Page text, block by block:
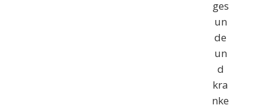
ges
un
de
un
d
kra
nke